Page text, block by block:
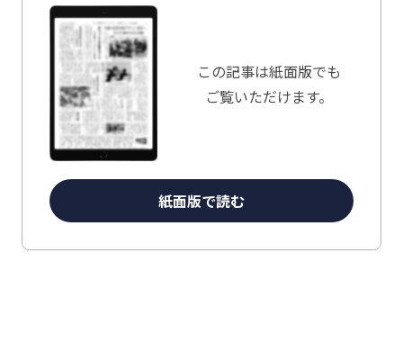
この記事は紙面版でも
ご覧いただけます。
紙面版で読む